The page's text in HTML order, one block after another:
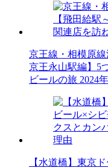
京王線・相模原
京王永山駅編】5
ビールの旅 2024
【水道橋】東京